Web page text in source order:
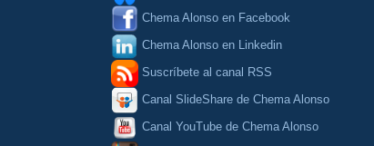
Chema Alonso en Facebook
Chema Alonso en Linkedin
Suscríbete al canal RSS
Canal SlideShare de Chema Alonso
Canal YouTube de Chema Alonso